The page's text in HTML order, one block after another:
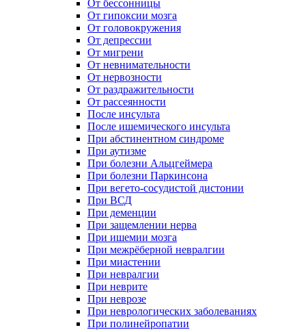
От бессонницы
От гипоксии мозга
От головокружения
От депрессии
От мигрени
От невнимательности
От нервозности
От раздражительности
От рассеянности
После инсульта
После ишемического инсульта
При абстинентном синдроме
При аутизме
При болезни Альцгеймера
При болезни Паркинсона
При вегето-сосудистой дистонии
При ВСД
При деменции
При защемлении нерва
При ишемии мозга
При межрёберной невралгии
При миастении
При невралгии
При неврите
При неврозе
При неврологических заболеваниях
При полинейропатии